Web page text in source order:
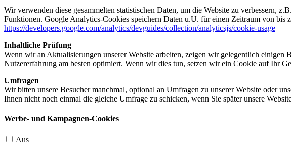
Wir verwenden diese gesammelten statistischen Daten, um die Website zu verbessern,
Funktionen. Google Analytics-Cookies speichern Daten u.U. für einen Zeitraum von
https://developers.google.com/analytics/devguides/collection/analyticsjs/cookie-usage
Inhaltliche Prüfung
Wenn wir an Aktualisierungen unserer Website arbeiten, zeigen wir gelegentlich
Nutzererfahrung am besten optimiert. Wenn wir dies tun, setzen wir ein Cookie auf Ihr
Umfragen
Wir bitten unsere Besucher manchmal, optional an Umfragen zu unserer Website oder
Ihnen nicht noch einmal die gleiche Umfrage zu schicken, wenn Sie später unsere
Werbe- und Kampagnen-Cookies
Aus